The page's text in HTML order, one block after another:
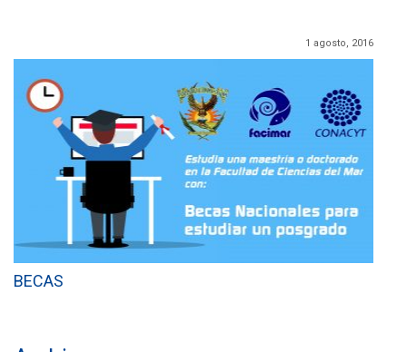
1 agosto, 2016
BECAS